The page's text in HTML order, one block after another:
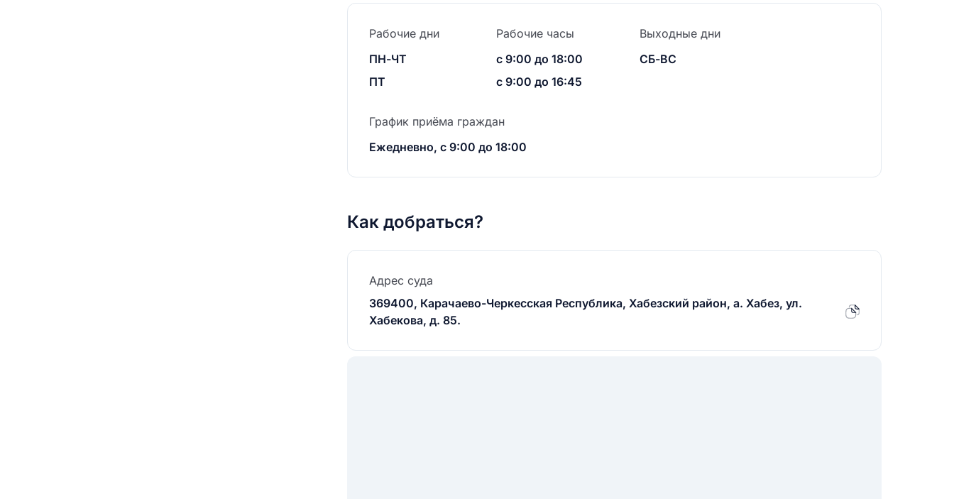
Рабочие дни
ПН-ЧТ
ПТ
Рабочие часы
с 9:00 до 18:00
с 9:00 до 16:45
Выходные дни
СБ-ВС
График приёма граждан
Ежедневно, с 9:00 до 18:00
Как добраться?
Адрес суда
369400, Карачаево-Черкесская Республика, Хабезский район, а. Хабез, ул.
Хабекова, д. 85.